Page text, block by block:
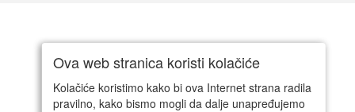
Ova web stranica koristi kolačiće
Kolačiće koristimo kako bi ova Internet strana radila
pravilno, kako bismo mogli da dalje unapređujemo